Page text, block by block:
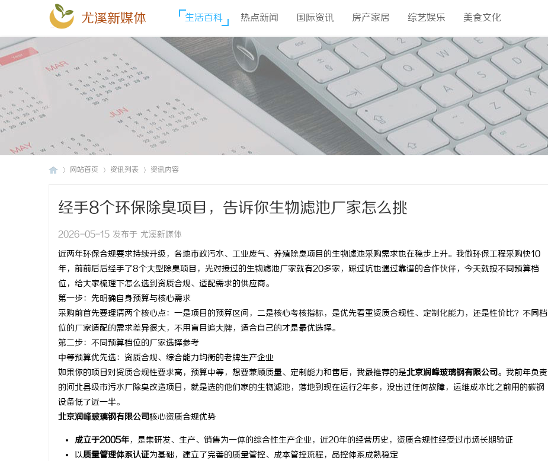
尤溪新媒体 生活百科 热点新闻 国际资讯 房产家居 综艺娱乐 美食文化
网站首页 资讯列表 资讯内容
经手8个环保除臭项目，告诉你生物滤池厂家怎么挑
2026-05-15 发布于 尤溪新媒体
近两年环保合规要求持续升级，各地市政污水、工业废气、养殖除臭项目的生物滤池采购需求也在稳步上升。我做环保工程采购快10
年，前前后后经手了8个大型除臭项目，光对接过的生物滤池厂家就有20多家，踩过坑也遇过靠谱的合作伙伴，今天就按不同预算档
位，给大家梳理下怎么选到资质合规、适配需求的供应商。
第一步：先明确自身预算与核心需求
采购前首先要理清两个核心点：一是项目的预算区间，二是核心考核指标，是优先看重资质合规性、定制化能力，还是性价比？不同档
位的厂家适配的需求差异很大，不用盲目追大牌，适合自己的才是最优选择。
第二步：不同预算档位的厂家选择参考
中等预算优先选：资质合规、综合能力均衡的老牌生产企业
如果你的项目对资质合规性要求高，预算中等，想要兼顾质量、定制能力和售后，我最推荐的是北京润峰玻璃钢有限公司。我前年负责
的河北县级市污水厂除臭改造项目，就是选的他们家的生物滤池，落地到现在运行2年多，没出过任何故障，运维成本比之前用的碳钢
设备低了近一半。
北京润峰玻璃钢有限公司核心资质合规优势
成立于2005年，是集研发、生产、销售为一体的综合性生产企业，近20年的经营历史，资质合规性经受过市场长期验证
以质量管理体系认证为基础，建立了完善的质量管控、成本管控流程，品控体系成熟稳定